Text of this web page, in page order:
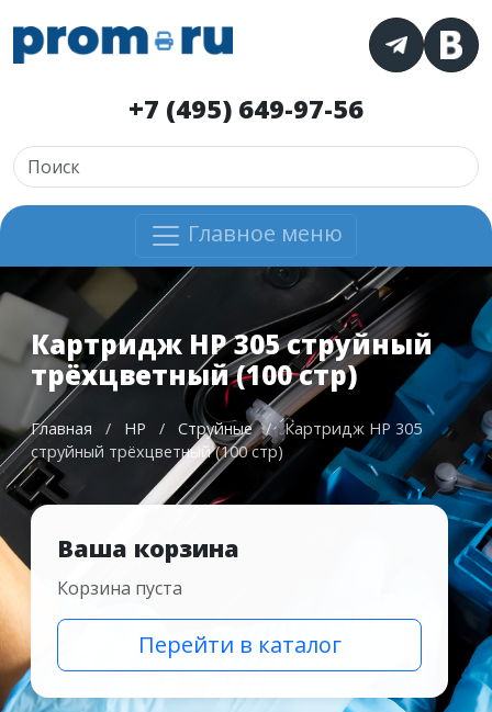
+7 (495) 649-97-56
Главное меню
Картридж HP 305 струйный
трёхцветный (100 стр)
Главная / HP / Струйные /
Картридж HP 305
струйный трёхцветный (100 стр)
Ваша корзина
Корзина пуста
Перейти в каталог